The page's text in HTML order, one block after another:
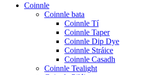
Coinnle
Coinnle bata
Coinnle Tí
Coinnle Taper
Coinnle Dip Dye
Coinnle Stráice
Coinnle Casadh
Coinnle Tealight